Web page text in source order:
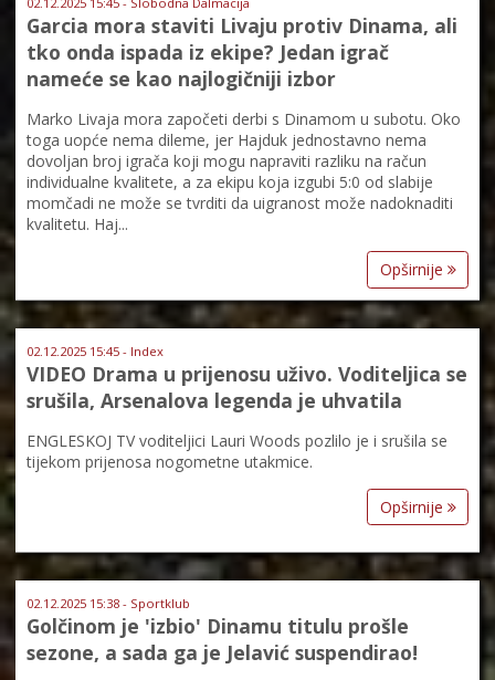
Garcia mora staviti Livaju protiv Dinama, ali
tko onda ispada iz ekipe? Jedan igrač
nameće se kao najlogičniji izbor
Marko Livaja mora započeti derbi s Dinamom u subotu. Oko
toga uopće nema dileme, jer Hajduk jednostavno nema
dovoljan broj igrača koji mogu napraviti razliku na račun
individualne kvalitete, a za ekipu koja izgubi 5:0 od slabije
momčadi ne može se tvrditi da uigranost može nadoknaditi
kvalitetu. Haj...
Opširnije
02.12.2025 15:45 - Index
VIDEO Drama u prijenosu uživo. Voditeljica se
srušila, Arsenalova legenda je uhvatila
ENGLESKOJ TV voditeljici Lauri Woods pozlilo je i srušila se
tijekom prijenosa nogometne utakmice.
Opširnije
02.12.2025 15:38 - Sportklub
Golčinom je 'izbio' Dinamu titulu prošle
sezone, a sada ga je Jelavić suspendirao!